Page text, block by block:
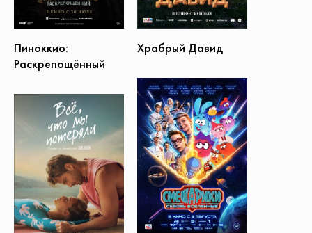
Храбрый Давид
Пиноккио:
Раскрепощённый